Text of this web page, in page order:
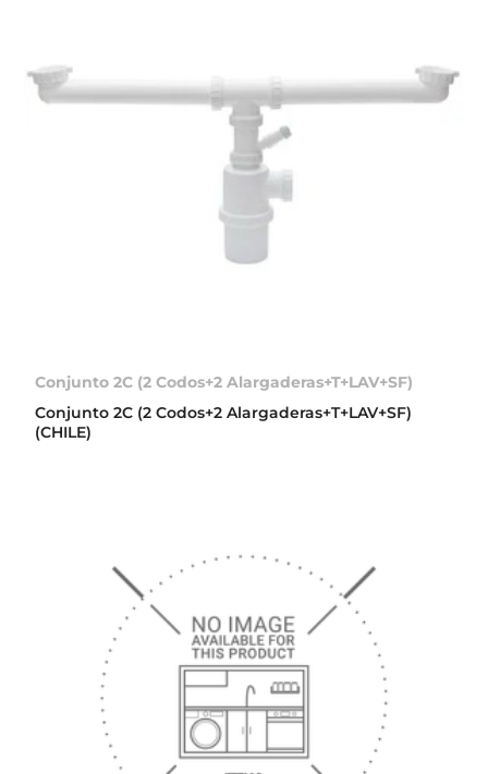
Conjunto 2C (2 Codos+2 Alargaderas+T+LAV+SF)
Conjunto 2C (2 Codos+2 Alargaderas+T+LAV+SF)
(CHILE)